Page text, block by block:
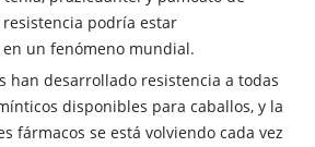
podría estar
un fenómeno mundial.
han desarrollado resistencia a todas
disponibles para caballos, y la
fármacos se está volviendo cada vez